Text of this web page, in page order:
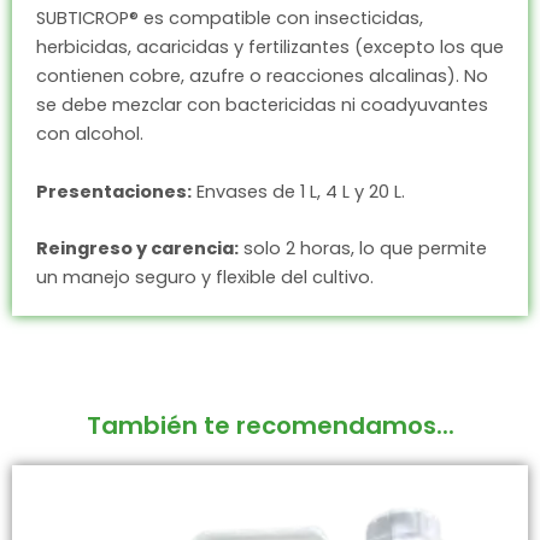
SUBTICROP® es compatible con insecticidas,
herbicidas, acaricidas y fertilizantes (excepto los que
contienen cobre, azufre o reacciones alcalinas). No
se debe mezclar con bactericidas ni coadyuvantes
con alcohol.
Presentaciones: Envases de 1 L, 4 L y 20 L.
Reingreso y carencia: solo 2 horas, lo que permite
un manejo seguro y flexible del cultivo.
También te recomendamos...
producto